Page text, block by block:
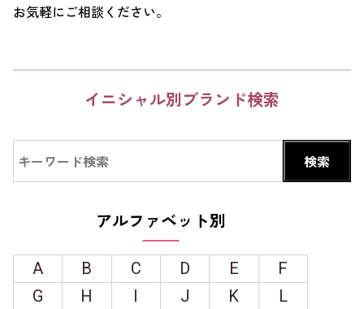
お気軽にご相談ください。
イニシャル別ブランド検索
アルファベット別
A B C D E
F
G
H I J K
L